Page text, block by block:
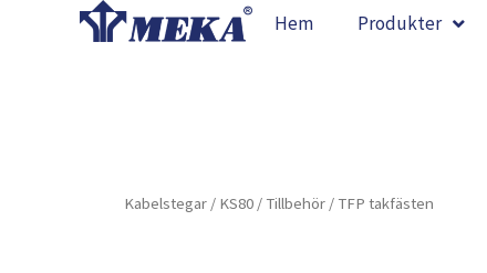
Hem Produkter
Kabelstegar / KS80 / Tillbehör / TFP takfästen